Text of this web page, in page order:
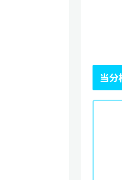
当分